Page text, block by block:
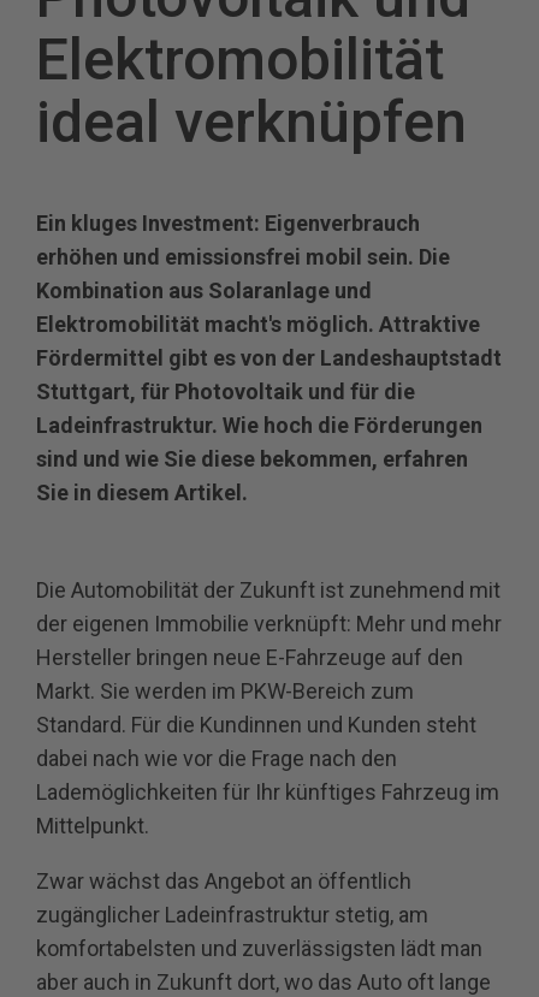
Elektromobilität
ideal verknüpfen
Ein kluges Investment: Eigenverbrauch
erhöhen und emissionsfrei mobil sein. Die
Kombination aus Solaranlage und
Elektromobilität macht's möglich. Attraktive
Fördermittel gibt es von der Landeshauptstadt
Stuttgart, für Photovoltaik und für die
Ladeinfrastruktur. Wie hoch die Förderungen
sind und wie Sie diese bekommen, erfahren
Sie in diesem Artikel.
Die Automobilität der Zukunft ist zunehmend mit
der eigenen Immobilie verknüpft: Mehr und mehr
Hersteller bringen neue E-Fahrzeuge auf den
Markt. Sie werden im PKW-Bereich zum
Standard. Für die Kundinnen und Kunden steht
dabei nach wie vor die Frage nach den
Lademöglichkeiten für Ihr künftiges Fahrzeug im
Mittelpunkt.
Zwar wächst das Angebot an öffentlich
zugänglicher Ladeinfrastruktur stetig, am
komfortabelsten und zuverlässigsten lädt man
aber auch in Zukunft dort, wo das Auto oft lange